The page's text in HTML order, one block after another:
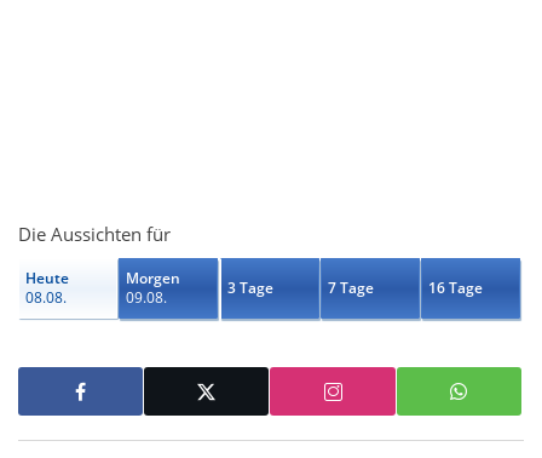
Die Aussichten für
Heute
08.08.
Morgen
09.08.
3 Tage 7 Tage 16 Tage